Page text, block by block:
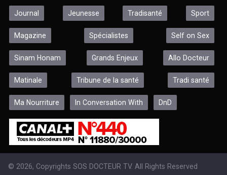
Journal Jeunesse Tradisanté Sport
Magazine Spécialistes Self on Sex
Sinam Honam Grands Enjeux Allo Docteur
Matinale Tribune de la santé Tradi santé
Ma Nourriture In Conversation With DnD
© 2026, Copyrights SOS DOCTEUR TV. All Rights Reserved